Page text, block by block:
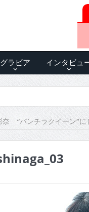
グラビア インタビュ
奈 “パンチラクイーン”に